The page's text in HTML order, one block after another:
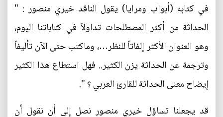
في كتابه (أبواب ومرايا) يقول الناقد خيري منصور : "
الحداثة من أكثر المصطلحات تداولاً في كتاباتنا اليوم،
وهو العنوان الأكثر إلفاتاً للنظر…، وماكتب حتى الآن تأليفاً
وترجمة عن الحداثة يزن الكثير.. فهل استطاع هذا الكثير
إيضاح معنى الحداثة للقارئ العربي ؟ ".
قد يجعلنا تساؤل خيري منصور نصل إلى أن نقول أن